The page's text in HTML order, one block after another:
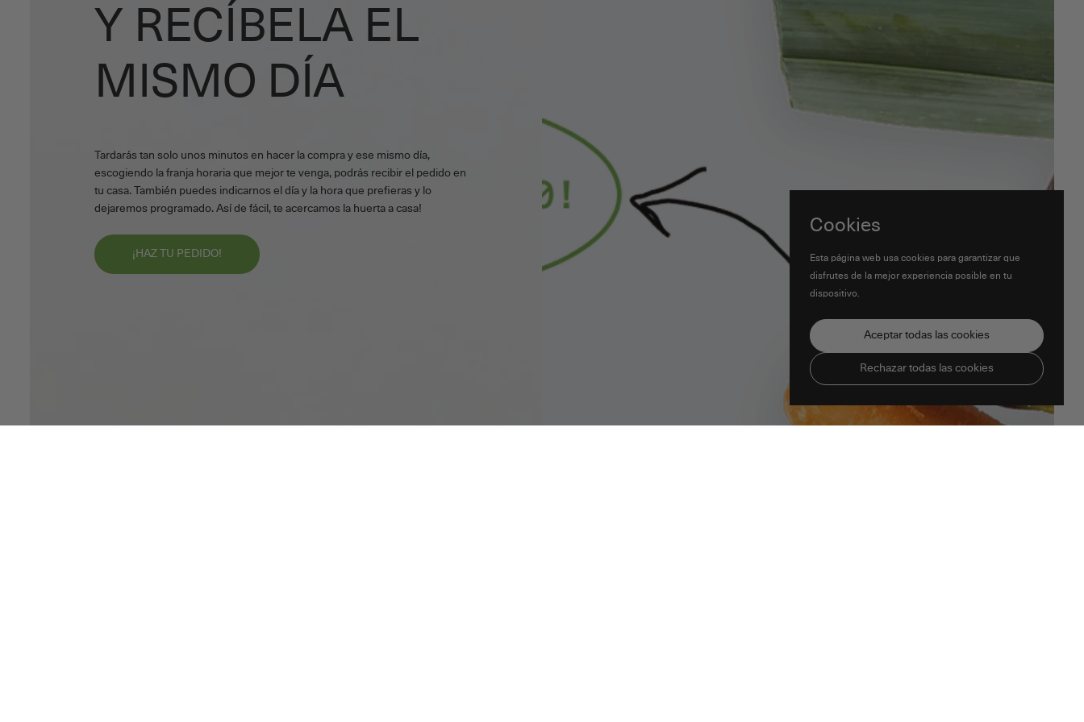
Y RECÍBELA EL
MISMO DÍA
Tardarás tan solo unos minutos en hacer la compra y ese mismo día,
escogiendo la franja horaria que mejor te venga, podrás recibir el pedido en
tu casa. También puedes indicarnos el día y la hora que prefieras y lo
dejaremos programado. Así de fácil, te acercamos la huerta a casa!
¡HAZ TU PEDIDO!
Cookies
Esta página web usa cookies para garantizar que
disfrutes de la mejor experiencia posible en tu
dispositivo.
Aceptar todas las cookies
Rechazar todas las cookies